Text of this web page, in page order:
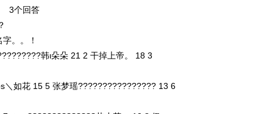
3个回答
。。！
韩ι朵朵 21 2 干掉上帝。 18 3
＼如花 15 5 张梦瑶???????????????? 13 6